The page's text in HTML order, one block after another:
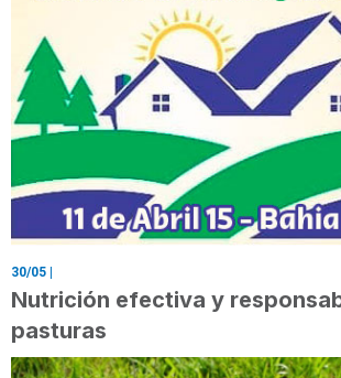
30/05 |
Nutrición efectiva y
pasturas